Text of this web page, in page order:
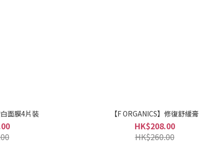
白面膜4片裝 【F ORGANICS】修復舒緩膏
HK$208.00
HK$260.00